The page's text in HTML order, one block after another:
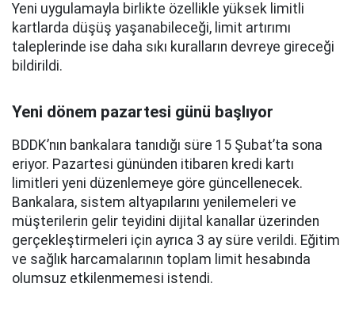
Yeni uygulamayla birlikte özellikle yüksek limitli
kartlarda düşüş yaşanabileceği, limit artırımı
taleplerinde ise daha sıkı kuralların devreye gireceği
bildirildi.
Yeni dönem pazartesi günü başlıyor
BDDK’nın bankalara tanıdığı süre 15 Şubat’ta sona
eriyor. Pazartesi gününden itibaren kredi kartı
limitleri yeni düzenlemeye göre güncellenecek.
Bankalara, sistem altyapılarını yenilemeleri ve
müşterilerin gelir teyidini dijital kanallar üzerinden
gerçekleştirmeleri için ayrıca 3 ay süre verildi. Eğitim
ve sağlık harcamalarının toplam limit hesabında
olumsuz etkilenmemesi istendi.